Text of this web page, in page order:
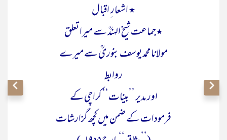
٭ اشعار ِ اقبال
٭جماعت شیخ الہندؒ سے میرا تعلق
مولانا محمد یوسف بنوریؒ سے میرے
روابط
اور مدیر ’’بینات‘‘ کراچی کے
فرمودات کے ضمن میں کچھ گزارشات